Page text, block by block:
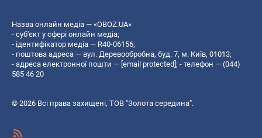
Назва онлайн медіа — «OBOZ.UA»
- суб'єкт у сфері онлайн медіа;
- ідентифікатор медіа — R40-06156;
- поштова адреса — вул. Деревообробна, буд. 7, м. Київ, 01013;
- адреса електронної пошти — [email protected]; - телефон — (044)
585 46 20
© 2026 Всі права захищені, ТОВ "Золота середина".